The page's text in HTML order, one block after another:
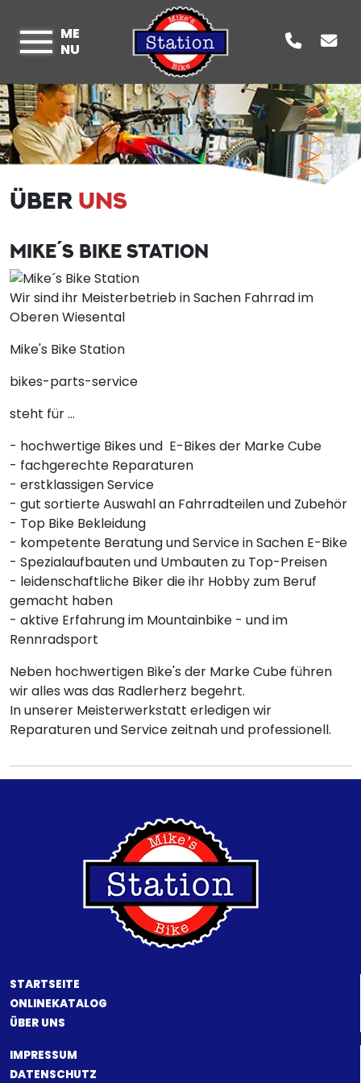
ME
NU
ÜBER UNS
MIKE´S BIKE STATION
Wir sind ihr Meisterbetrieb in Sachen Fahrrad im
Oberen Wiesental
Mike's Bike Station
bikes-parts-service
steht für ...
- hochwertige Bikes und E-Bikes der Marke Cube
- fachgerechte Reparaturen
- erstklassigen Service
- gut sortierte Auswahl an Fahrradteilen und Zubehör
- Top Bike Bekleidung
- kompetente Beratung und Service in Sachen E-Bike
- Spezialaufbauten und Umbauten zu Top-Preisen
- leidenschaftliche Biker die ihr Hobby zum Beruf
gemacht haben
- aktive Erfahrung im Mountainbike - und im
Rennradsport
Neben hochwertigen Bike's der Marke Cube führen
wir alles was das Radlerherz begehrt.
In unserer Meisterwerkstatt erledigen wir
Reparaturen und Service zeitnah und professionell.
STARTSEITE
ONLINEKATALOG
ÜBER UNS
IMPRESSUM
DATENSCHUTZ